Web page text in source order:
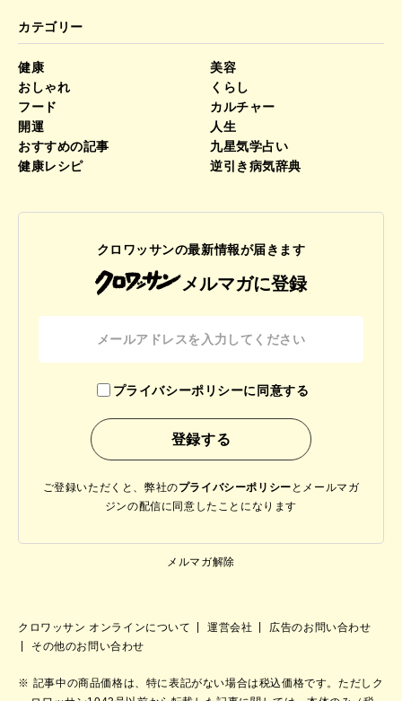
カテゴリー
健康
美容
おしゃれ
くらし
フード
カルチャー
開運
人生
おすすめの記事
九星気学占い
健康レシピ
逆引き病気辞典
クロワッサンの最新情報が届きます
メルマガに登録
プライバシーポリシーに同意する
ご登録いただくと、弊社のプライバシーポリシー と メールマガ
ジンの配信に同意したことになります
メルマガ解除
クロワッサン オンラインについて 運営会社
広告のお問い合わせ
その他のお問い合わせ
記事中の商品価格は、特に表記がない場合は税込価格です。ただしク